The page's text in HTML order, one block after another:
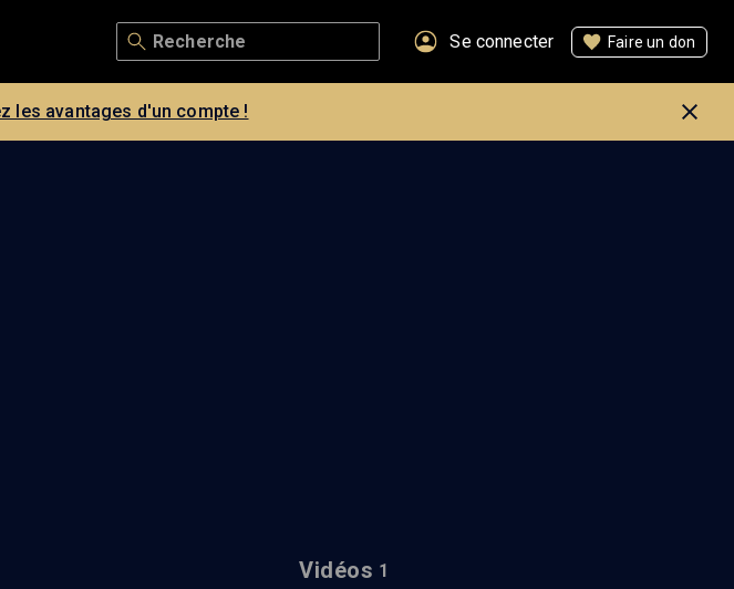
Se connecter Faire un don
les avantages d'un compte !
Vidéos 1